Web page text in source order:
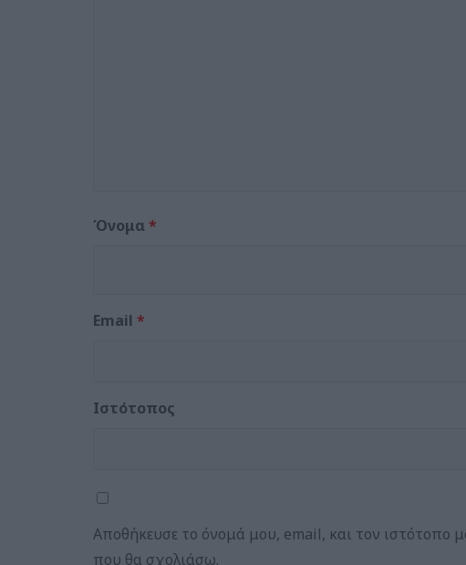
Όνομα *
Email *
Ιστότοπος
Αποθήκευσε το όνομά μου, email, και τον ιστότοπο
που θα σχολιάσω.